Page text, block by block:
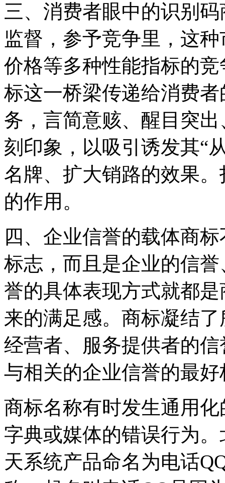
三、消费者眼中的识别
监督，参予竞争里，这
价格等多种性能指标的
标这一桥梁传递给消费
务，言简意赅、醒目突
刻印象，以吸引诱发其“
名牌、扩大销路的效果
的作用。
四、企业信誉的载体商
标志，而且是企业的信
誉的具体表现方式就都
来的满足感。商标凝结
经营者、服务提供者的
与相关的企业信誉的最
商标名称有时发生通用
字典或媒体的错误行为
天系统产品命名为电话